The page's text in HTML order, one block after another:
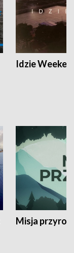
Idzie
Misja